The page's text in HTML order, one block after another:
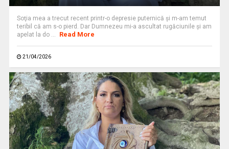
Soţia mea a trecut recent printr-o depresie puternică şi m-am temut
teribil că am s-o pierd. Dar Dumnezeu mi-a ascultat rugăciunile şi am
apelat la do ...
Read More
21/04/2026